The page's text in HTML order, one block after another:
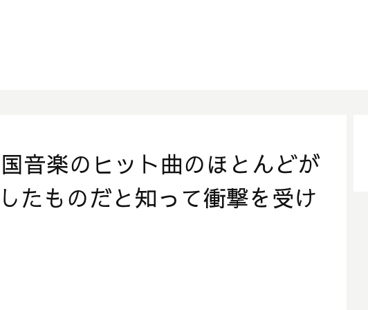
音楽のヒット曲のほとんどが
たものだと知って衝撃を受け